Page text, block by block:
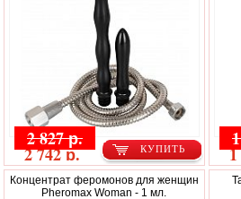
КУПИТЬ
2 827 р.
2 742 р.
Концентрат феромонов для женщин
Pheromax Woman - 1 мл.